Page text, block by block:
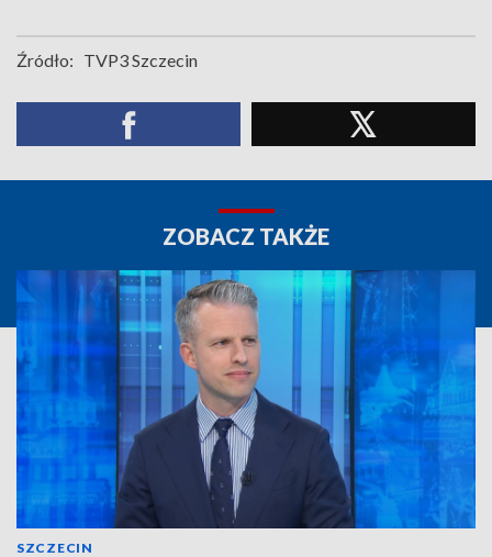
Źródło: TVP3 Szczecin
ZOBACZ TAKŻE
SZCZECIN